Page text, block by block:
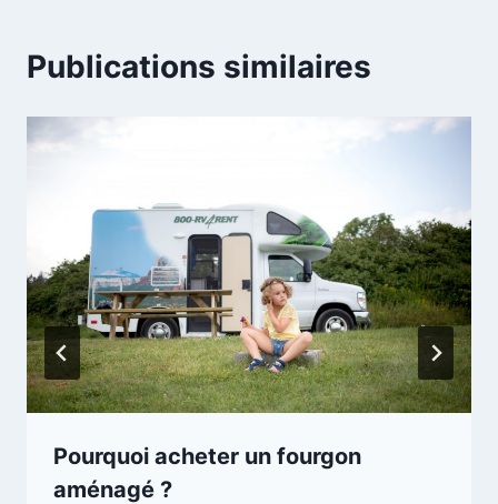
Publications similaires
Pourquoi acheter un fourgon
aménagé ?